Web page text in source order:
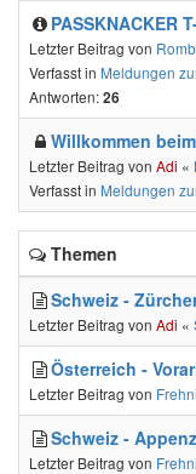
PASSKNACKER
Letzter Beitrag von
Verfasst in Meldungen
Antworten:26
Willkommen
Letzter Beitrag von Adi «
Verfasst in Meldungen
Themen
Schweiz -
Letzter Beitrag von Adi «
Österreich -
Letzter Beitrag von Frehni
Schweiz -
Letzter Beitrag von Frehni